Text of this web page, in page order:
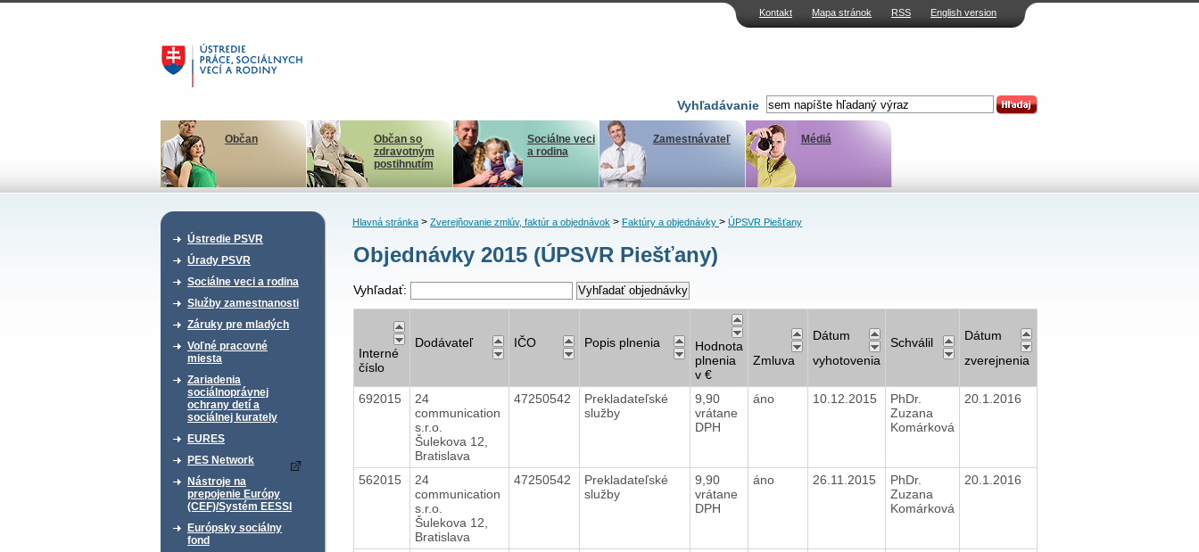
Kontakt Mapa stránok RSS English version
Vyhľadávanie
Občan
Občan so
zdravotným
postihnutím
Sociálne veci
a rodina
Zamestnávateľ Médiá
Ústredie PSVR
Úrady PSVR
Sociálne veci a rodina
Služby zamestnanosti
Záruky pre mladých
Voľné pracovné
miesta
Zariadenia
sociálnoprávnej
ochrany detí a
sociálnej kurately
EURES
PES Network
Nástroje na
prepojenie Európy
(CEF)/Systém EESSI
Európsky sociálny
fond
Hlavná stránka> Zverejňovanie zmlúv, faktúr a objednávok> Faktúry a objednávky > ÚPSVR Piešťany
Objednávky 2015 (ÚPSVR Piešťany)
Vyhľadať:
Interné
číslo
Dodávateľ IČO Popis plnenia
Hodnota
plnenia
v €
Zmluva
Dátum
vyhotovenia
Schválil
Dátum
zverejnenia
692015
24
communication
s.r.o.
Šulekova 12,
Bratislava
47250542
Prekladateľské
služby
9,90
vrátane
DPH
áno 10.12.2015
PhDr.
Zuzana
Komárková
20.1.2016
562015
24
communication
s.r.o.
Šulekova 12,
Bratislava
47250542
Prekladateľské
služby
9,90
vrátane
DPH
áno 26.11.2015
PhDr.
Zuzana
Komárková
20.1.2016